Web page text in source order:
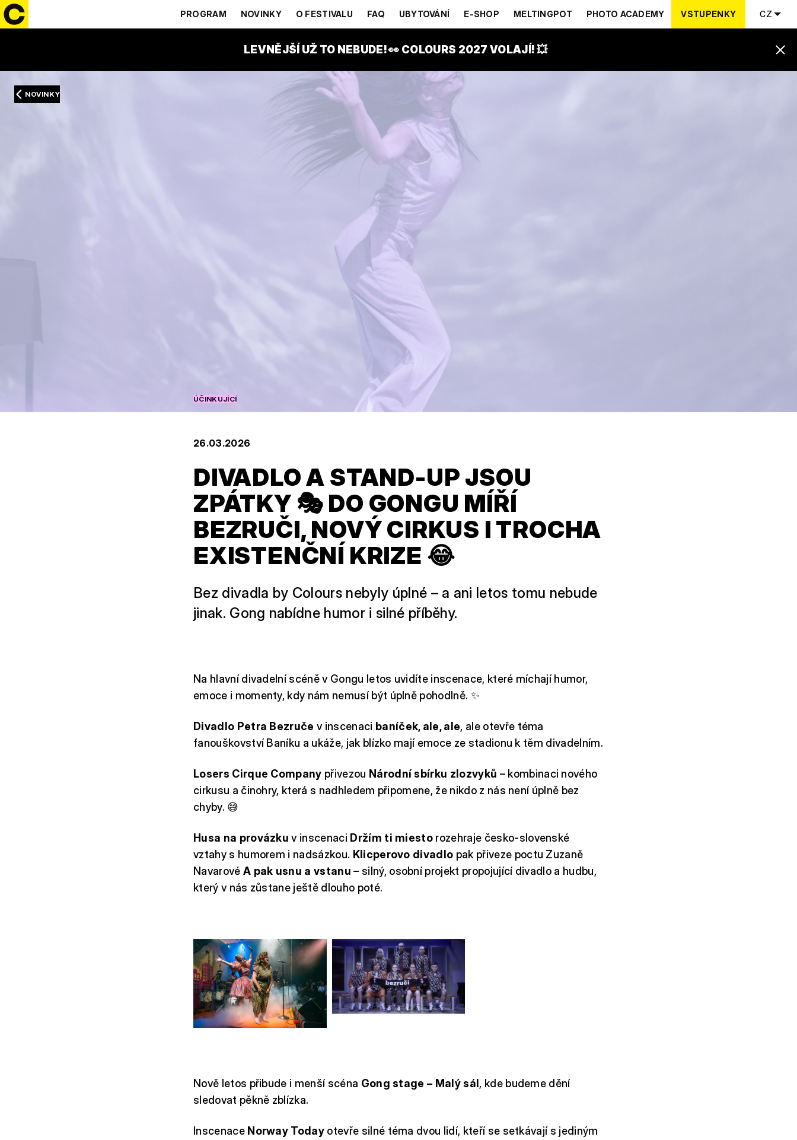
PROGRAM NOVINKY O FESTIVALU FAQ UBYTOVÁNÍ E-SHOP MELTINGPOT PHOTO ACADEMY VSTUPENKY CZ
LEVNĚJŠÍ UŽ TO NEBUDE! 👀 COLOURS 2027 VOLAJÍ! 💥
NOVINKY
ÚČINKUJÍCÍ
26.03.2026
DIVADLO A STAND-UP JSOU
ZPÁTKY 🎭 DO GONGU MÍŘÍ
BEZRUČI, NOVÝ CIRKUS I TROCHA
EXISTENČNÍ KRIZE 😂
Bez divadla by Colours nebyly úplné – a ani letos tomu nebude
jinak. Gong nabídne humor i silné příběhy.
Na hlavní divadelní scéně v Gongu letos uvidíte inscenace, které míchají humor,
emoce i momenty, kdy nám nemusí být úplně pohodlně. ✨
Divadlo Petra Bezruče v inscenaci baníček, ale, ale, ale otevře téma
fanouškovství Baníku a ukáže, jak blízko mají emoce ze stadionu k těm divadelním.
Losers Cirque Company přivezou Národní sbírku zlozvyků – kombinaci nového
cirkusu a činohry, která s nadhledem připomene, že nikdo z nás není úplně bez
chyby. 😅
Husa na provázkuv inscenaci Držím ti miesto rozehraje česko-slovenské
vztahy s humorem i nadsázkou. Klicperovo divadlo pak přiveze poctu Zuzaně
Navarové A pak usnu a vstanu – silný, osobní projekt propojující divadlo a hudbu,
který v nás zůstane ještě dlouho poté.
Nově letos přibude i menší scéna Gong stage – Malý sál, kde budeme dění
sledovat pěkně zblízka.
Inscenace Norway Today otevře silné téma dvou lidí, kteří se setkávají s jediným